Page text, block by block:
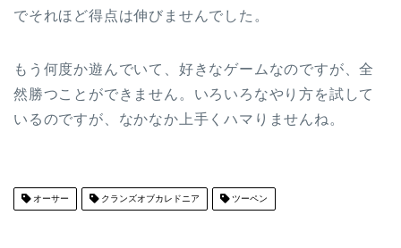
でそれほど得点は伸びませんでした。
もう何度か遊んでいて、好きなゲームなのですが、全
然勝つことができません。いろいろなやり方を試して
いるのですが、なかなか上手くハマりませんね。
オーサー クランズオブカレドニア ツーペン